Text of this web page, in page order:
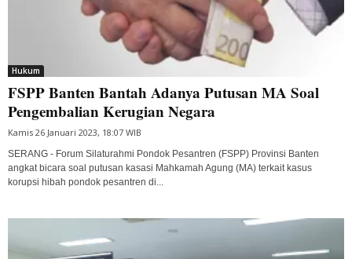
Hukum
FSPP Banten Bantah Adanya Putusan MA Soal
Pengembalian Kerugian Negara
Kamis 26 Januari 2023, 18:07 WIB
SERANG - Forum Silaturahmi Pondok Pesantren (FSPP) Provinsi Banten
angkat bicara soal putusan kasasi Mahkamah Agung (MA) terkait kasus
korupsi hibah pondok pesantren di...